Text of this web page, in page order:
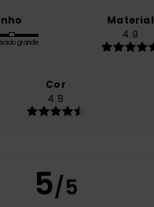
grande
Material
4.9
Cor
4.8
5/5